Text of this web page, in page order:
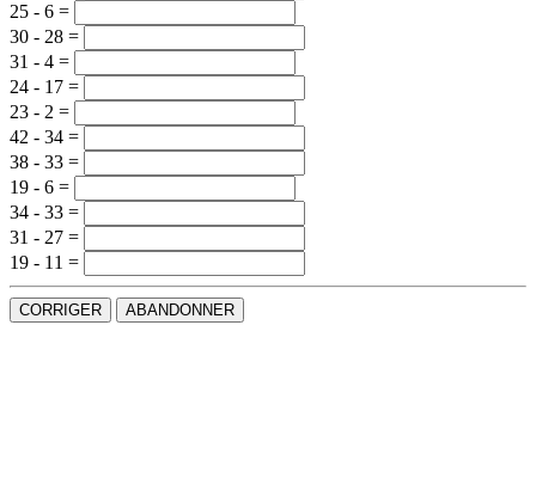
25 - 6 =
30 - 28 =
31 - 4 =
24 - 17 =
23 - 2 =
42 - 34 =
38 - 33 =
19 - 6 =
34 - 33 =
31 - 27 =
19 - 11 =
CORRIGER ABANDONNER